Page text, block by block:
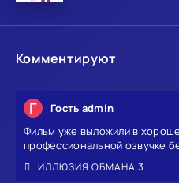
Комментируют
Г Гость admin
Фильм уже выложили в
профессиональной озвучке
ИЛЛЮЗИЯ ОБМАНА 3